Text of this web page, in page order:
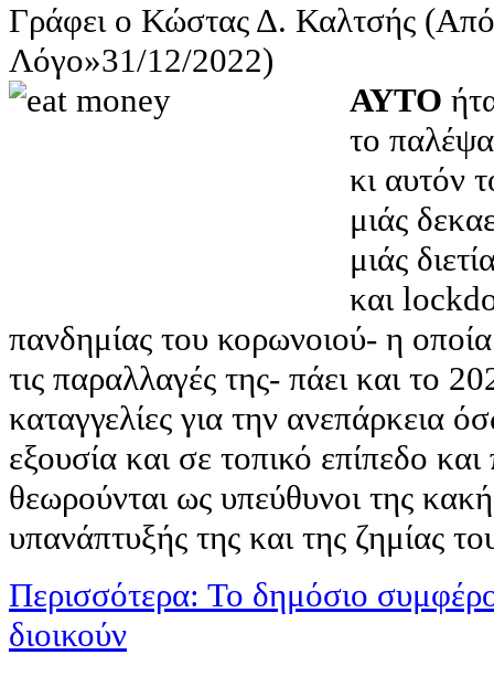
Γράφει ο Κώστας Δ. Καλτσής
Λόγο»31/12/2022)
ΑΥΤΟ
το
κι αυτόν
μιάς
μιάς
και
πανδημίας του κορωνοιού- η
τις παραλλαγές της- πάει και το
καταγγελίες για την ανεπάρκεια
εξουσία και σε τοπικό επίπεδο
θεωρούνται ως υπεύθυνοι της
υπανάπτυξής της και της ζημίας
Περισσότερα: Το δημόσιο
διοικούν